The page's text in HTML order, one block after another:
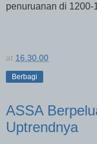
penuruanan di 1200-
at 16.30.00
Berbagi
ASSA
Uptrendnya